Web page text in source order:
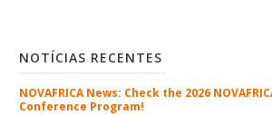
NOTÍCIAS RECENTES
NOVAFRICA News: Check the 2026
Conference Program!